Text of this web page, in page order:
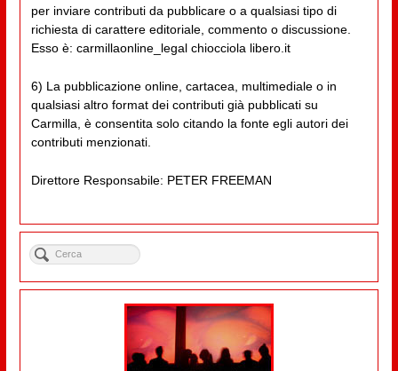
per inviare contributi da pubblicare o a qualsiasi tipo di
richiesta di carattere editoriale, commento o discussione.
Esso è: carmillaonline_legal chiocciola libero.it
6) La pubblicazione online, cartacea, multimediale o in
qualsiasi altro format dei contributi già pubblicati su
Carmilla, è consentita solo citando la fonte egli autori dei
contributi menzionati.
Direttore Responsabile: PETER FREEMAN